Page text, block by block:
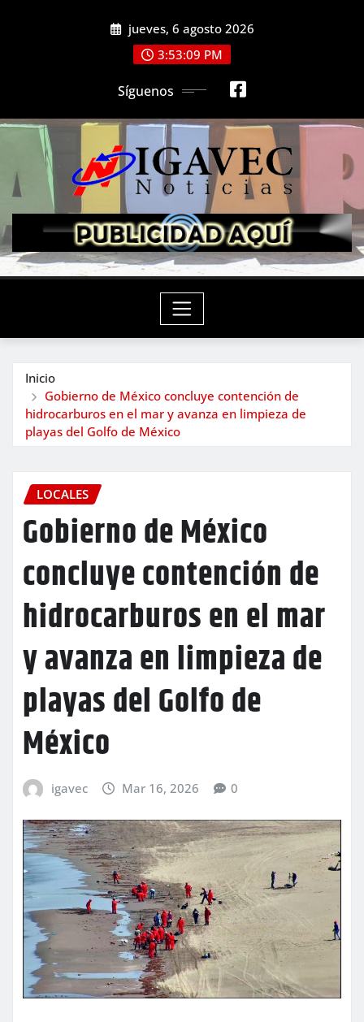
jueves, 6 agosto 2026
3:53:11 PM
Síguenos
Inicio
Gobierno de México concluye contención de
hidrocarburos en el mar y avanza en limpieza de
playas del Golfo de México
LOCALES
Gobierno de México
concluye contención de
hidrocarburos en el mar
y avanza en limpieza de
playas del Golfo de
México
igavec Mar 16, 2026 0